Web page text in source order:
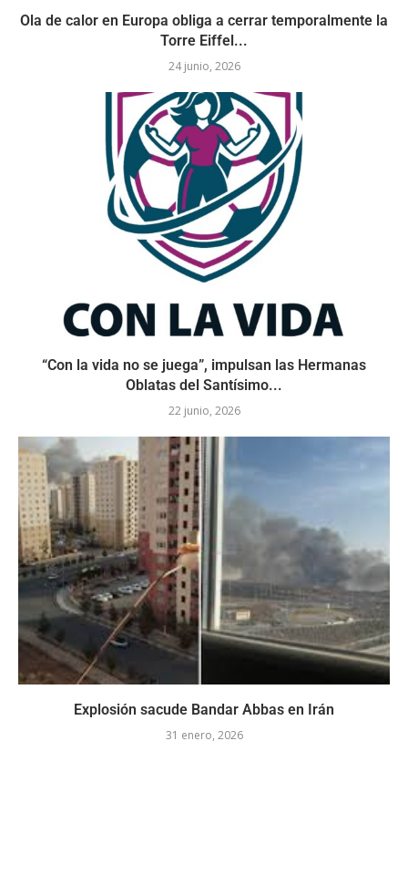
Ola de calor en Europa obliga a cerrar temporalmente la
Torre Eiffel...
24 junio, 2026
“Con la vida no se juega”, impulsan las Hermanas
Oblatas del Santísimo...
22 junio, 2026
Explosión sacude Bandar Abbas en Irán
31 enero, 2026